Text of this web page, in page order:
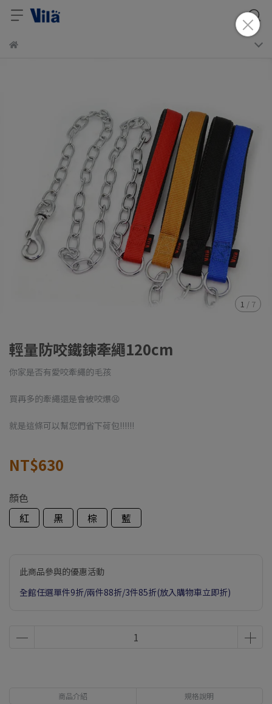
1 / 7
輕量防咬鐵鍊牽繩120cm
你家是否有愛咬牽繩的毛孩
買再多的牽繩還是會被咬爆😫
就是這條可以幫您們省下荷包!!!!!!
NT$630
顏色
紅
黑 棕 藍
此商品參與的優惠活動
全館任選單件9折/兩件88折/3件85折(放入購物車立即折)
商品介紹 規格說明